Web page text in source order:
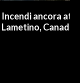
Incendi ancora
Lametino,